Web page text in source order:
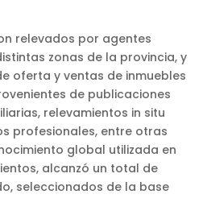
relevados por agentes
zonas de la provincia, y
oferta y ventas de inmuebles
de publicaciones
relevamientos in situ
profesionales, entre otras
global utilizada en
alcanzó un total de
seleccionados de la base